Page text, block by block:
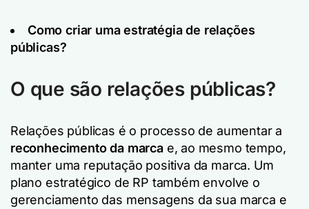
Como criar uma estratégia de relações
públicas?
O que são relações públicas?
Relações públicas é o processo de aumentar a
reconhecimento da marcae, ao mesmo tempo,
manter uma reputação positiva da marca. Um
plano estratégico de RP também envolve o
gerenciamento das mensagens da sua marca e